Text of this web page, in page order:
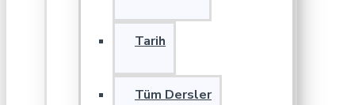
Tarih
Tüm Dersler